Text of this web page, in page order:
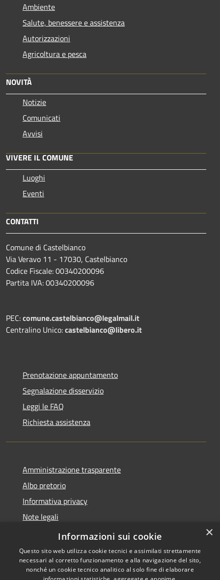
Ambiente
Salute, benessere e assistenza
Autorizzazioni
Agricoltura e pesca
NOVITÀ
Notizie
Comunicati
Avvisi
VIVERE IL COMUNE
Luoghi
Eventi
CONTATTI
Comune di Castelbianco
Via Veravo 11 - 17030, Castelbianco
Codice Fiscale: 00340200096
Partita IVA: 00340200096
PEC:comune.castelbianco@legalmail.it
Centralino Unico:castelbianco@libero.it
Prenotazione appuntamento
Segnalazione disservizio
Leggi le FAQ
Richiesta assistenza
Amministrazione trasparente
Albo pretorio
Informativa privacy
Note legali
Dichiarazione di accessibilità
×
Informazioni sui cookie
Questo sito web utilizza cookie tecnici e assimilati strettamente
necessari al corretto funzionamento e alla navigazione del sito,
nonché un cookie tecnico analitico al solo fine di elaborare